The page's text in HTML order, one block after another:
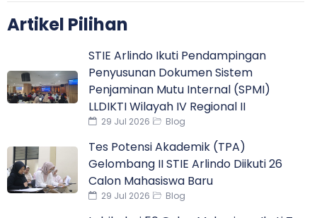
Artikel Pilihan
STIE Arlindo Ikuti Pendampingan
Penyusunan Dokumen Sistem
Penjaminan Mutu Internal (SPMI)
LLDIKTI Wilayah IV Regional II
29 Jul 2026 Blog
Tes Potensi Akademik (TPA)
Gelombang II STIE Arlindo Diikuti 26
Calon Mahasiswa Baru
29 Jul 2026 Blog